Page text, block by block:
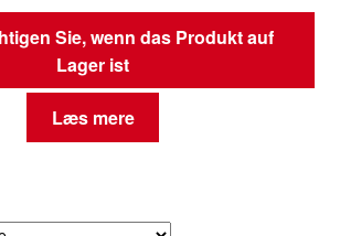
Sie, wenn das Produkt auf
Lager ist
Læs mere